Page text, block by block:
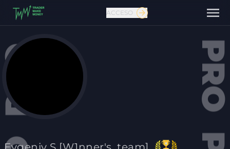
ACCESO